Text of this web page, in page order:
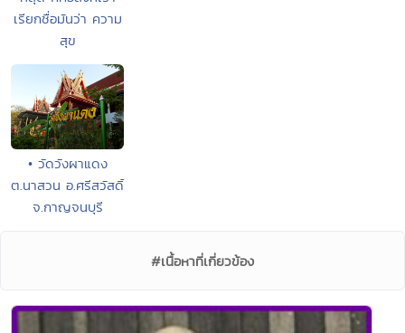
เรียกชื่อมันว่า ความ
สุข
• วัดวังผาแดง
ต.นาสวน อ.ศรีสวัสดิ์
จ.กาญจนบุรี
#เนื้อหาที่เกี่ยวข้อง